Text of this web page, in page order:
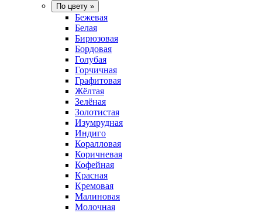
По цвету »
Бежевая
Белая
Бирюзовая
Бордовая
Голубая
Горчичная
Графитовая
Жёлтая
Зелёная
Золотистая
Изумрудная
Индиго
Коралловая
Коричневая
Кофейная
Красная
Кремовая
Малиновая
Молочная